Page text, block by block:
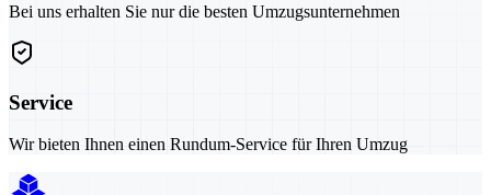
Bei uns erhalten Sie nur die besten Umzugsunternehmen
Service
Wir bieten Ihnen einen Rundum-Service für Ihren Umzug